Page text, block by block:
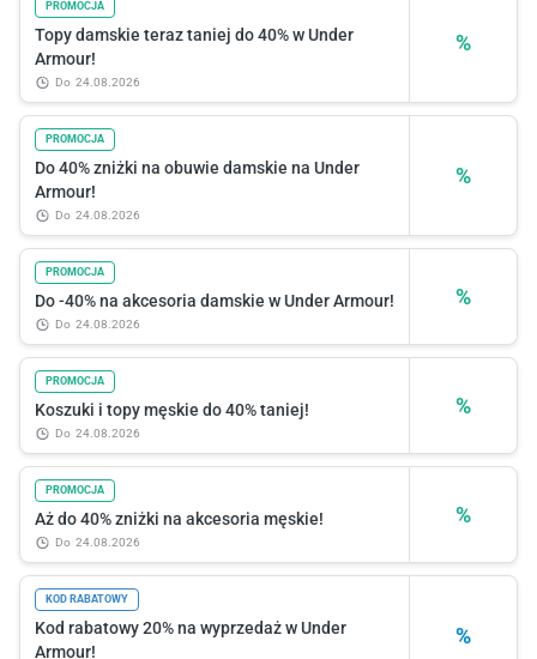
%
PROMOCJA
Topy damskie teraz taniej do 40% w Under
Armour!
do 24.08.2026
%
PROMOCJA
Do 40% zniżki na obuwie damskie na Under
Armour!
do 24.08.2026
%
PROMOCJA
Do -40% na akcesoria damskie w Under Armour!
do 24.08.2026
%
PROMOCJA
Koszuki i topy męskie do 40% taniej!
do 24.08.2026
%
PROMOCJA
Aż do 40% zniżki na akcesoria męskie!
do 24.08.2026
%
KOD RABATOWY
Kod rabatowy 20% na wyprzedaż w Under
Armour!